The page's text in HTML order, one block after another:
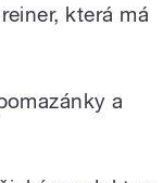
která má
a